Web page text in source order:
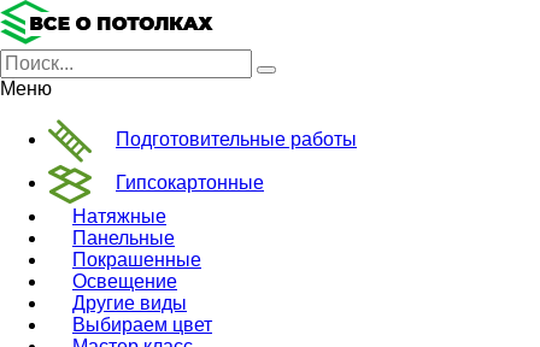
Меню
Подготовительные работы
Гипсокартонные
Натяжные
Панельные
Покрашенные
Освещение
Другие виды
Выбираем цвет